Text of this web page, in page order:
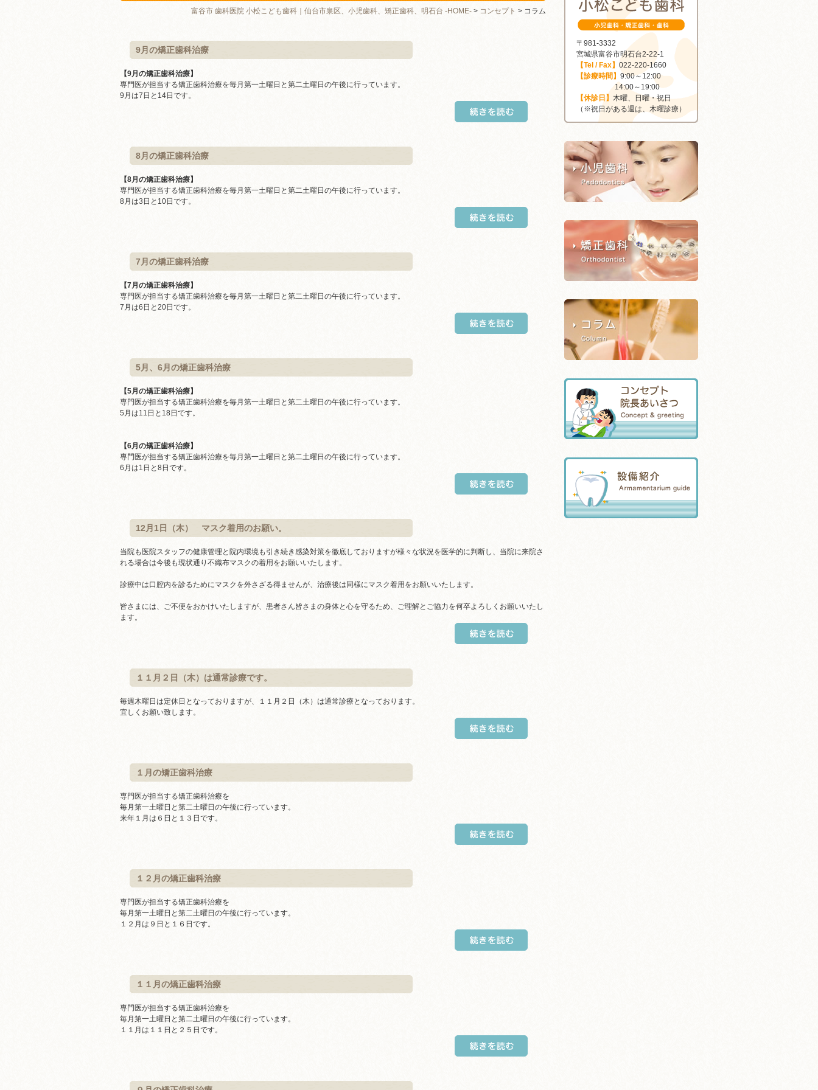
富谷市 歯科医院 小松こども歯科｜仙台市泉区、小児歯科、矯正歯科、明石台 -HOME- > コンセプト > コラム
9月の矯正歯科治療
【9月の矯正歯科治療】
専門医が担当する矯正歯科治療を毎月第一土曜日と第二土曜日の午後に行っています。
9月は7日と14日です。
8月の矯正歯科治療
【8月の矯正歯科治療】
専門医が担当する矯正歯科治療を毎月第一土曜日と第二土曜日の午後に行っています。
8月は3日と10日です。
7月の矯正歯科治療
【7月の矯正歯科治療】
専門医が担当する矯正歯科治療を毎月第一土曜日と第二土曜日の午後に行っています。
7月は6日と20日です。
5月、6月の矯正歯科治療
【5月の矯正歯科治療】
専門医が担当する矯正歯科治療を毎月第一土曜日と第二土曜日の午後に行っています。
5月は11日と18日です。
【6月の矯正歯科治療】
専門医が担当する矯正歯科治療を毎月第一土曜日と第二土曜日の午後に行っています。
6月は1日と8日です。
12月1日（木） マスク着用のお願い。
当院も医院スタッフの健康管理と院内環境も引き続き感染対策を徹底しておりますが様々な状況を医学的に判断し、当院に来院さ
れる場合は今後も現状通り不織布マスクの着用をお願いいたします。
診療中は口腔内を診るためにマスクを外さざる得ませんが、治療後は同様にマスク着用をお願いいたします。
皆さまには、ご不便をおかけいたしますが、患者さん皆さまの身体と心を守るため、ご理解とご協力を何卒よろしくお願いいたし
ます。
１１月２日（木）は通常診療です。
毎週木曜日は定休日となっておりますが、１１月２日（木）は通常診療となっております。
宜しくお願い致します。
１月の矯正歯科治療
専門医が担当する矯正歯科治療を
毎月第一土曜日と第二土曜日の午後に行っています。
来年１月は６日と１３日です。
１２月の矯正歯科治療
専門医が担当する矯正歯科治療を
毎月第一土曜日と第二土曜日の午後に行っています。
１２月は９日と１６日です。
１１月の矯正歯科治療
専門医が担当する矯正歯科治療を
毎月第一土曜日と第二土曜日の午後に行っています。
１１月は１１日と２５日です。
〒981-3332
宮城県富谷市明石台2-22-1
【Tel / Fax】 022-220-1660
【診療時間】 9:00～12:00
14:00～19:00
【休診日】 木曜、日曜・祝日
（※祝日がある週は、木曜診療）